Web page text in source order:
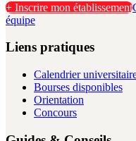
+ Inscrire mon établissement
équipe
Liens pratiques
Calendrier
Bourses disponibles
Orientation
Concours